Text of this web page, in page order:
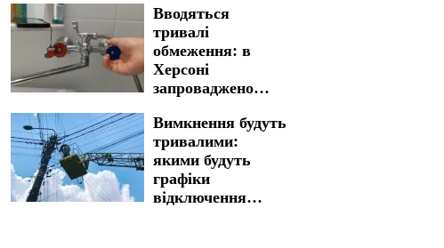
Дніпропетровській
області
Вводяться
тривалі
обмеження: в
Херсоні
запроваджено
відключення води
Вимкнення будуть
тривалими:
якими будуть
графіки
відключення